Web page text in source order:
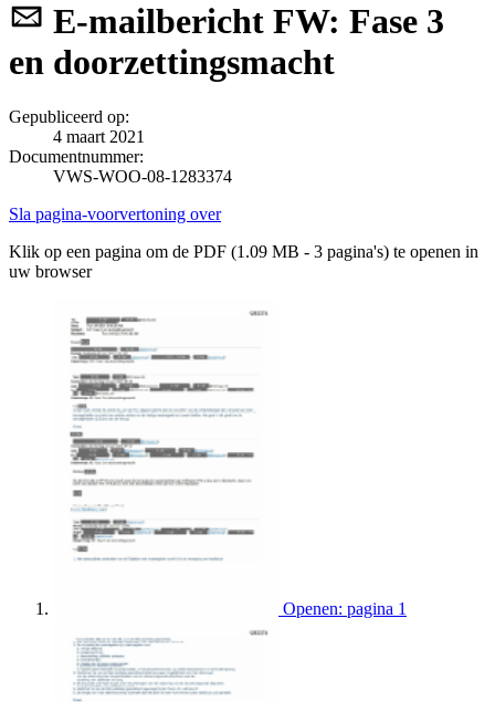
E-mailbericht FW: Fase 3
en doorzettingsmacht
Gepubliceerd op:
4 maart 2021
Documentnummer:
VWS-WOO-08-1283374
Sla pagina-voorvertoning over
Klik op een pagina om de PDF (1.09 MB - 3 pagina's) te openen in
uw browser
Openen: pagina 1